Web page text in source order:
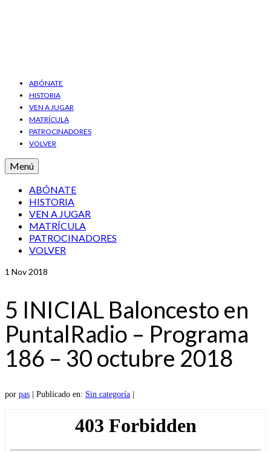
ABÓNATE
HISTORIA
VEN A JUGAR
MATRÍCULA
PATROCINADORES
VOLVER
Menú
ABÓNATE
HISTORIA
VEN A JUGAR
MATRÍCULA
PATROCINADORES
VOLVER
1 Nov 2018
5 INICIAL Baloncesto en
PuntalRadio – Programa
186 – 30 octubre 2018
por pas Publicado en: Sin categoría